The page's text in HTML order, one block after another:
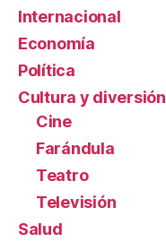
Internacional
Economía
Política
Cultura y diversión
Cine
Farándula
Teatro
Televisión
Salud